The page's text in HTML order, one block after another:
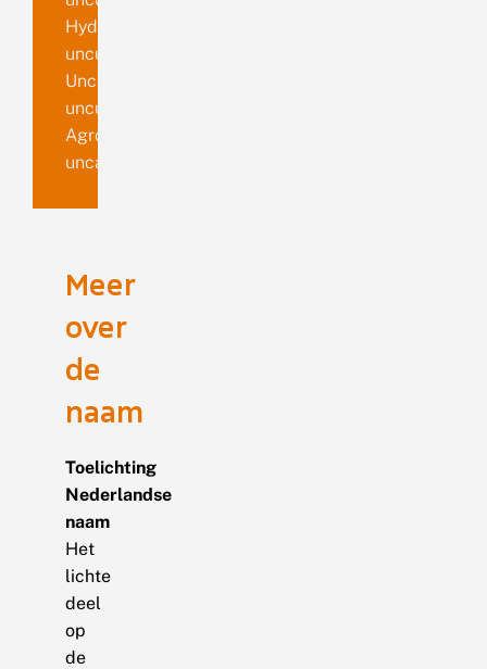
Hydrelia
uncula
Unca
uncula
Agrophila
unca
Meer
over
de
naam
Toelichting
Nederlandse
naam
Het
lichte
deel
op
de